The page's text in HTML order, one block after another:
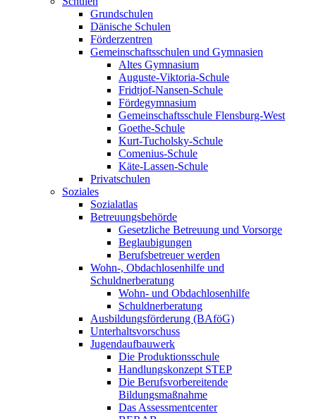
Grundschulen
Dänische Schulen
Förderzentren
Gemeinschaftsschulen und Gymnasien
Altes Gymnasium
Auguste-Viktoria-Schule
Fridtjof-Nansen-Schule
Fördegymnasium
Gemeinschaftsschule Flensburg-West
Goethe-Schule
Kurt-Tucholsky-Schule
Comenius-Schule
Käte-Lassen-Schule
Privatschulen
Soziales
Sozialatlas
Betreuungsbehörde
Gesetzliche Betreuung und Vorsorge
Beglaubigungen
Berufsbetreuer werden
Wohn-, Obdachlosenhilfe und
Schuldnerberatung
Wohn- und Obdachlosenhilfe
Schuldnerberatung
Ausbildungsförderung (BAföG)
Unterhaltsvorschuss
Jugendaufbauwerk
Die Produktionsschule
Handlungskonzept STEP
Die Berufsvorbereitende
Bildungsmaßnahme
Das Assessmentcenter